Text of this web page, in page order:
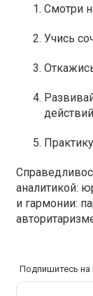
Смотри
Учись
аналитикой:
и гармонии:
Подпишитесь на